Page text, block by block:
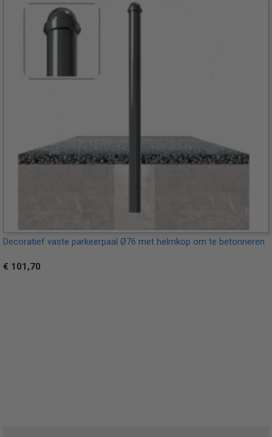
Decoratief vaste parkeerpaal Ø76 met helmkop om te betonneren
€ 101,70